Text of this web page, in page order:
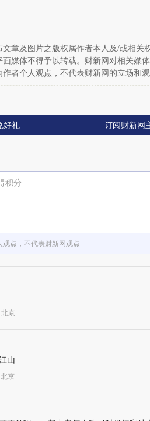
章及图片之版权属作者本人及/或相关
面媒体不得予以转载。财新网对相关媒
者个人观点，不代表财新网的立场和观
好礼 订阅财新网
积分
点，不代表财新网观点
京
山
京